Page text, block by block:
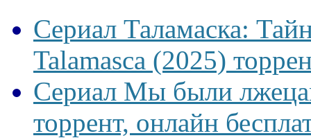
Сериал Таламаска:
Talamasca (2025)
Сериал Мы были
торрент, онлайн